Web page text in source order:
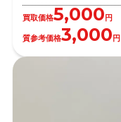
買取価格5,000円
質参考価格3,000円